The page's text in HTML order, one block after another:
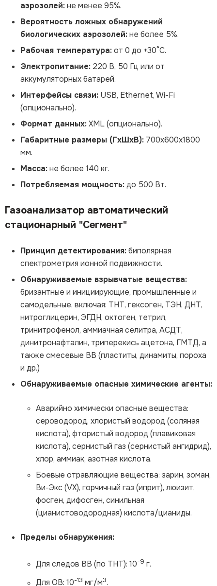
аэрозолей:не менее 95%.
Вероятность ложных обнаружений
биологических аэрозолей:не более 5%.
Рабочая температура:от 0 до +30°С.
Электропитание: 220 В, 50 Гц или от
аккумуляторных батарей.
Интерфейсы связи: USB, Ethernet, Wi-Fi
(опционально).
Формат данных:XML (опционально).
Габаритные размеры (ГxШxВ): 700x600x1800
мм.
Масса:не более 140 кг.
Потребляемая мощность:до 500 Вт.
Газоанализатор автоматический
стационарный "Сегмент"
Принцип детектирования:биполярная
спектрометрия ионной подвижности.
Обнаруживаемые взрывчатые вещества:
бризантные и инициирующие, промышленные и
самодельные, включая: ТНТ, гексоген, ТЭН, ДНТ,
нитроглицерин, ЭГДН, октоген, тетрил,
тринитрофенол, аммиачная селитра, АСДТ,
динитронафталин, триперекись ацетона, ГМТД, а
также смесевые ВВ (пластиты, динамиты, пороха
и др.)
Обнаруживаемые опасные химические агенты:
Аварийно химически опасные вещества:
сероводород, хлористый водород (соляная
кислота), фтористый водород (плавиковая
кислота), сернистый газ (сернистый ангидрид),
хлор, аммиак, азотная кислота.
Боевые отравляющие вещества: зарин, зоман,
Ви-Экс (VX), горчичный газ (иприт), люизит,
фосген, дифосген, синильная
(цианистоводородная) кислота/цианиды.
Пределы обнаружения:
Для следов ВВ (по ТНТ): 10-9 г.
Для ОВ: 10-13 мг/м3.